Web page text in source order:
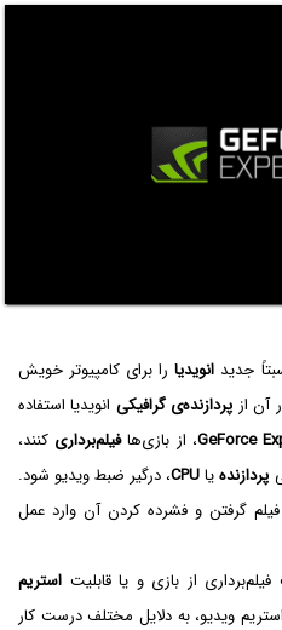
جدید انویدیارا برای کامپیوتر خویش
آن از پردازنده‌ی گرافیکی انویدیا استفاده
GeForce، از بازی‌هافیلم‌برداری کنند،
پردازندهیاCPU، درگیر ضبط ویدیو شود.
گرفتن و فشرده کردن آن وارد عمل
از بازی و یا قابلیت استریم
ویدیو، به دلایل مختلف درست کار